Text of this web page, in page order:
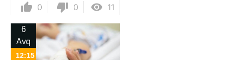
thumb_up 0 thumb_down 0  11
6
Avq
12:15